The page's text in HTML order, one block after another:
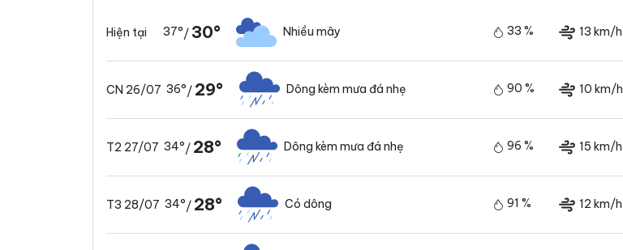
Hiện tại 37°/30° Nhiều mây 33 % 13 km/h
CN 26/07 36°/ 29° Dông kèm mưa đá nhẹ 90 % 10 km/h
T2 27/07 34°/ 28° Dông kèm mưa đá nhẹ 96 % 15 km/h
T3 28/07 34°/ 28° Có dông 91 % 12 km/h